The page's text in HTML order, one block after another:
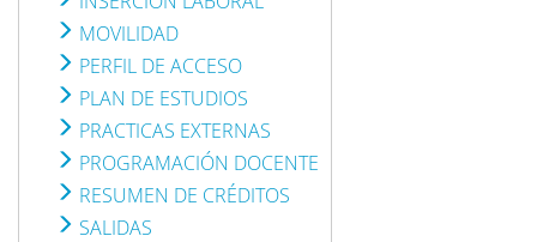
MOVILIDAD
PERFIL DE ACCESO
PLAN DE ESTUDIOS
PRACTICAS EXTERNAS
PROGRAMACIÓN DOCENTE
RESUMEN DE CRÉDITOS
SALIDAS